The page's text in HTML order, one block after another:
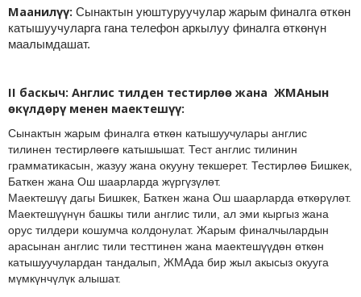
Маанилүү: Сынактын уюштуруучулар жарым финалга өткөн
катышуучуларга гана телефон аркылуу финалга өткөнүн
маалымдашат.
II баскыч: Англис тилден тестирлөө жана ЖМАнын
өкүлдөрү менен маектешүү:
Сынактын жарым финалга өткөн катышуучулары англис
тилинен тестирлөөгө катышышат. Тест англис тилинин
грамматикасын, жазуу жана окууну текшерет. Тестирлөө Бишкек,
Баткен жана Ош шаарларда жүргүзүлөт.
Маектешүү дагы Бишкек, Баткен жана Ош шаарларда өткөрүлөт.
Маектешүүнүн башкы тили англис тили, ал эми кыргыз жана
орус тилдери кошумча колдонулат. Жарым финалчылардын
арасынан англис тили тесттинен жана маектешүүдөн өткөн
катышуучулардан тандалып, ЖМАда бир жыл акысыз окууга
мүмкүнчүлүк алышат.